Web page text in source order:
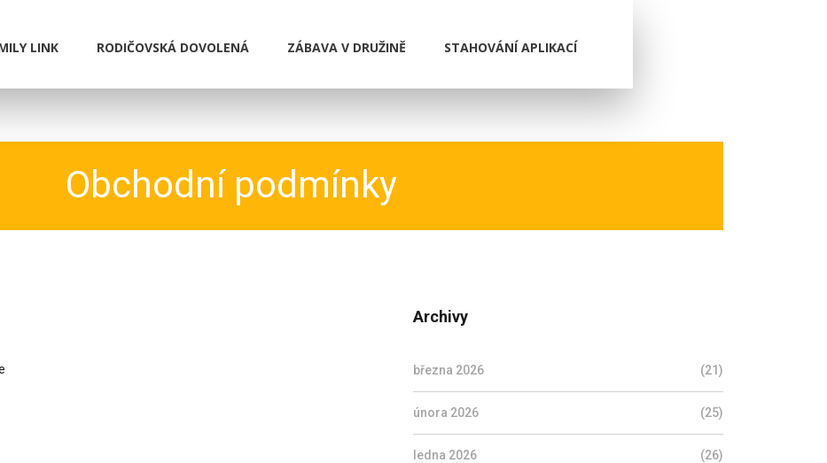
LINK RODIČOVSKÁ DOVOLENÁ ZÁBAVA V DRUŽINĚ STAHOVÁNÍ APLIKACÍ
Obchodní podmínky
Archivy
března 2026 (21)
února 2026 (25)
ledna 2026 (26)